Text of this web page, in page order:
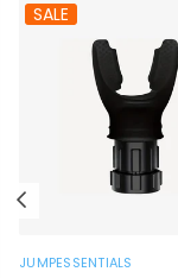
Previous
SALE
JUMPESSENTIALS